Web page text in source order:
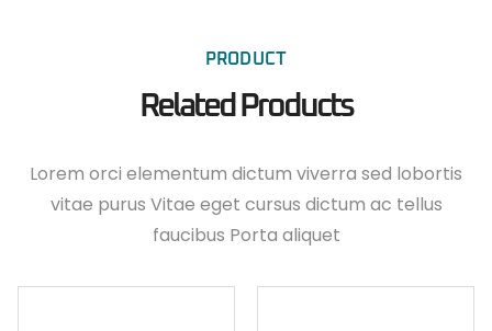
PRODUCT
Related Products
Lorem orci elementum dictum viverra sed lobortis
vitae purus Vitae eget cursus dictum ac tellus
faucibus Porta aliquet